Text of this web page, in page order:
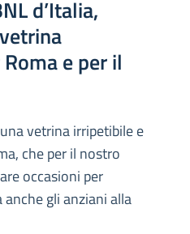
d’Italia,
e per il
vetrina irripetibile e
che per il nostro
occasioni per
gli anziani alla